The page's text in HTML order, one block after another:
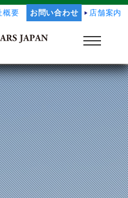
概要 お問い合わせ 店舗案内